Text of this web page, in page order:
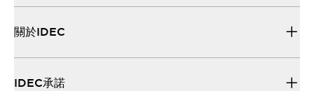
關於IDEC
IDEC承諾